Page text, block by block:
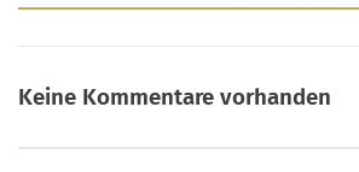
Keine Kommentare vorhanden